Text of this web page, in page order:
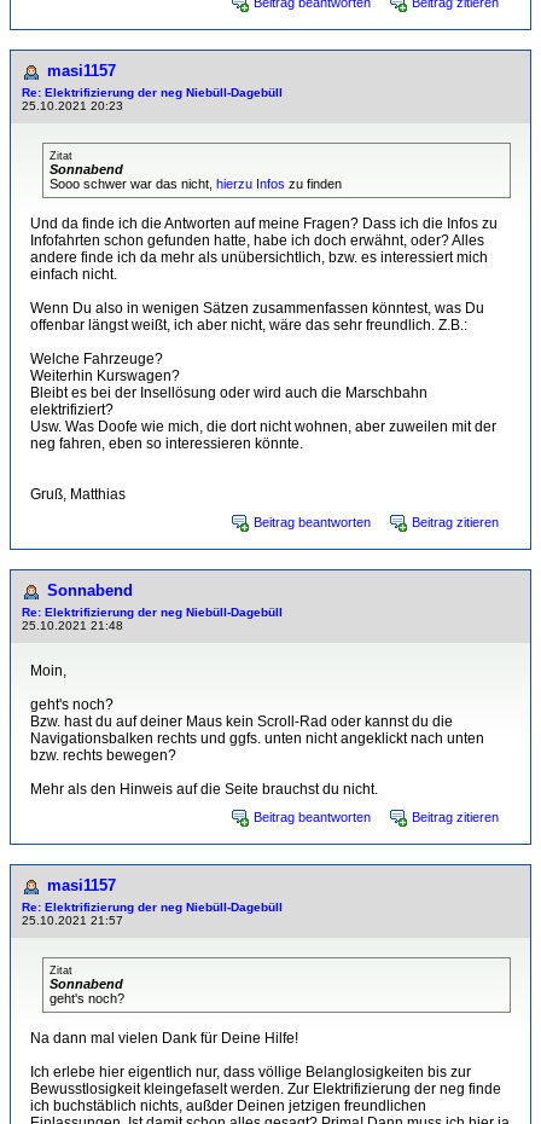
masi1157
Re: Elektrifizierung der neg Niebüll-Dagebüll
25.10.2021 20:23
Zitat
Sonnabend
Sooo schwer war das nicht, hierzu Infos zu finden
Und da finde ich die Antworten auf meine Fragen? Dass ich die Infos zu
Infofahrten schon gefunden hatte, habe ich doch erwähnt, oder? Alles
andere finde ich da mehr als unübersichtlich, bzw. es interessiert mich
einfach nicht.
Wenn Du also in wenigen Sätzen zusammenfassen könntest, was Du
offenbar längst weißt, ich aber nicht, wäre das sehr freundlich. Z.B.:
Welche Fahrzeuge?
Weiterhin Kurswagen?
Bleibt es bei der Insellösung oder wird auch die Marschbahn
elektrifiziert?
Usw. Was Doofe wie mich, die dort nicht wohnen, aber zuweilen mit der
neg fahren, eben so interessieren könnte.
Gruß, Matthias
Beitrag beantworten Beitrag zitieren
Sonnabend
Re: Elektrifizierung der neg Niebüll-Dagebüll
25.10.2021 21:48
Moin,
geht's noch?
Bzw. hast du auf deiner Maus kein Scroll-Rad oder kannst du die
Navigationsbalken rechts und ggfs. unten nicht angeklickt nach unten
bzw. rechts bewegen?
Mehr als den Hinweis auf die Seite brauchst du nicht.
Beitrag beantworten Beitrag zitieren
masi1157
Re: Elektrifizierung der neg Niebüll-Dagebüll
25.10.2021 21:57
Zitat
Sonnabend
geht's noch?
Na dann mal vielen Dank für Deine Hilfe!
Ich erlebe hier eigentlich nur, dass völlige Belanglosigkeiten bis zur
Bewusstlosigkeit kleingefaselt werden. Zur Elektrifizierung der neg finde
ich buchstäblich nichts, außder Deinen jetzigen freundlichen